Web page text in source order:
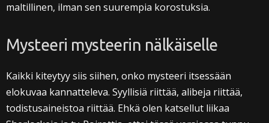
maltillinen, ilman sen suurempia korostuksia.
Mysteeri mysteerin nälkäiselle
Kaikki kiteytyy siis siihen, onko mysteeri itsessään
elokuvaa kannatteleva. Syyllisiä riittää, alibeja riittää,
todistusaineistoa riittää. Ehkä olen katsellut liikaa